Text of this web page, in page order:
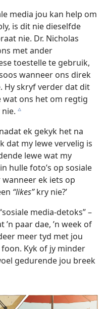
media jou kan help om
is dit nie dieselfde
nie. Dr. Nicholas
met ander
toestelle te gebruik,
wanneer ons direk
Hy skryf verder dat dit
ons het om regtig
c
ek gekyk het na
dat my lewe vervelig is
lewe wat my
hulle foto’s op sosiale
wanneer ek iets op
“likes”kry nie?’
media-detoks” –
’n paar dae, ’n week of
meer tyd met jou
Kyk of jy minder
gedurende jou breek